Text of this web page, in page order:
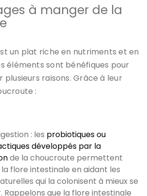
à manger de la
un plat riche en nutriments et en
éléments sont bénéfiques pour
raisons. Grâce à leur
:
: les probiotiques ou
développés par la
de la choucroute permettent
flore intestinale en aidant les
qui la colonisent à mieux se
Rappelons que la flore intestinale